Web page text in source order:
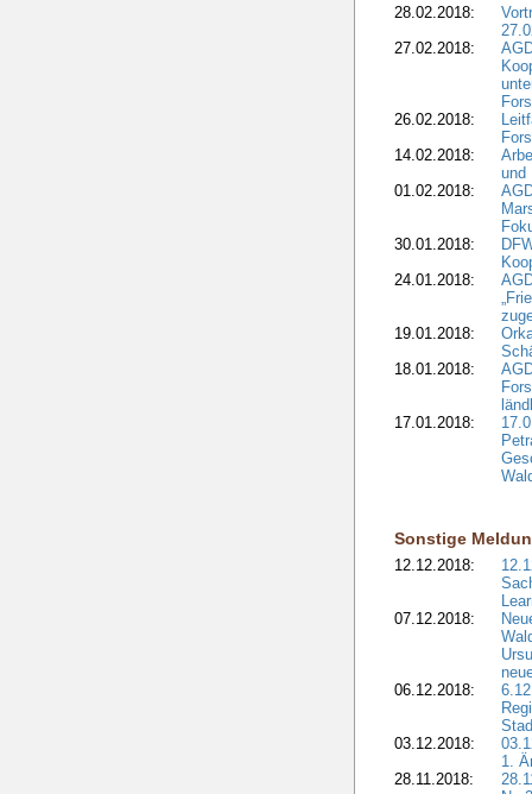
28.02.2018:
27.02.2018:
26.02.2018:
14.02.2018:
und
01.02.2018:
30.01.2018:
24.01.2018:
19.01.2018:
18.01.2018:
17.01.2018:
Sonstige
12.12.2018:
07.12.2018:
06.12.2018:
03.12.2018:
1.
28.11.2018: